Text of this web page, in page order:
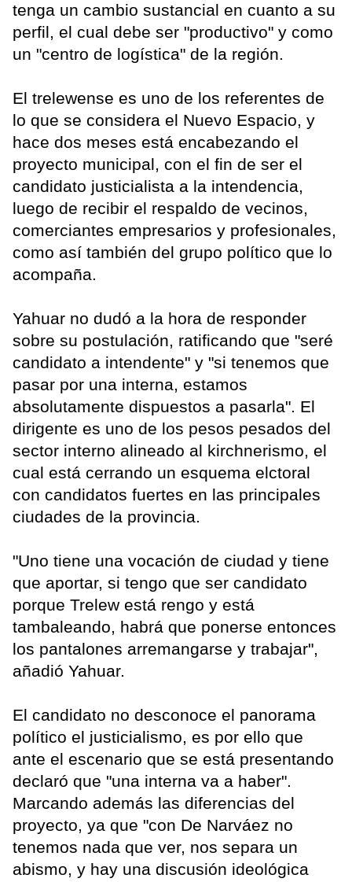
tenga un cambio sustancial en cuanto a su
perfil, el cual debe ser "productivo" y como
un "centro de logística" de la región.
El trelewense es uno de los referentes de
lo que se considera el Nuevo Espacio, y
hace dos meses está encabezando el
proyecto municipal, con el fin de ser el
candidato justicialista a la intendencia,
luego de recibir el respaldo de vecinos,
comerciantes empresarios y profesionales,
como así también del grupo político que lo
acompaña.
Yahuar no dudó a la hora de responder
sobre su postulación, ratificando que "seré
candidato a intendente" y "si tenemos que
pasar por una interna, estamos
absolutamente dispuestos a pasarla". El
dirigente es uno de los pesos pesados del
sector interno alineado al kirchnerismo, el
cual está cerrando un esquema elctoral
con candidatos fuertes en las principales
ciudades de la provincia.
"Uno tiene una vocación de ciudad y tiene
que aportar, si tengo que ser candidato
porque Trelew está rengo y está
tambaleando, habrá que ponerse entonces
los pantalones arremangarse y trabajar",
añadió Yahuar.
El candidato no desconoce el panorama
político el justicialismo, es por ello que
ante el escenario que se está presentando
declaró que "una interna va a haber".
Marcando además las diferencias del
proyecto, ya que "con De Narváez no
tenemos nada que ver, nos separa un
abismo, y hay una discusión ideológica